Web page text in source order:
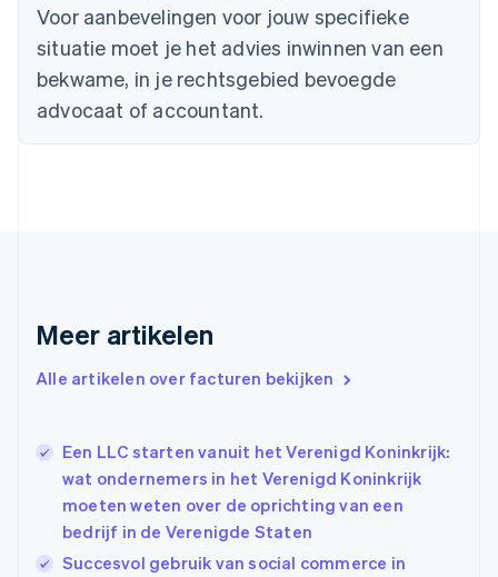
Voor aanbevelingen voor jouw specifieke
situatie moet je het advies inwinnen van een
bekwame, in je rechtsgebied bevoegde
advocaat of accountant.
Meer artikelen
Alle artikelen over facturen bekijken
Een LLC starten vanuit het Verenigd Koninkrijk:
wat ondernemers in het Verenigd Koninkrijk
moeten weten over de oprichting van een
bedrijf in de Verenigde Staten
Succesvol gebruik van social commerce in
Bulgarije
Canada
EnglishFrançais
Cyprus
English
Denemarken
FrançaisEnglish
Gibraltar
English
English
English
Hongkong SAR, China
English简体中文
Ierland